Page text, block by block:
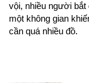
vội, nhiều người bắt
một không gian
cần quá nhiều đồ.